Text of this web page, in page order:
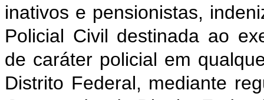
inativos e pensionistas,
Policial Civil destinada ao
de caráter policial em
Distrito Federal, mediante